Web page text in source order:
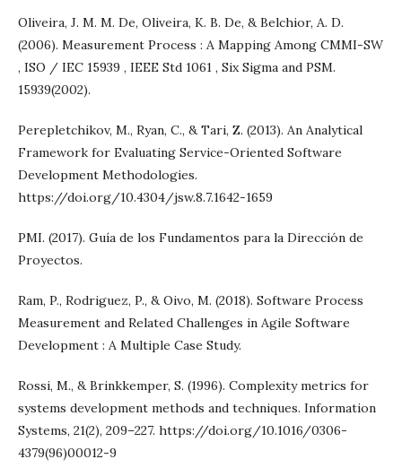
Oliveira, J. M. M. De, Oliveira, K. B. De, & Belchior, A. D.
(2006). Measurement Process : A Mapping Among CMMI-SW
, ISO / IEC 15939 , IEEE Std 1061 , Six Sigma and PSM.
15939(2002).
Perepletchikov, M., Ryan, C., & Tari, Z. (2013). An Analytical
Framework for Evaluating Service-Oriented Software
Development Methodologies.
https://doi.org/10.4304/jsw.8.7.1642-1659
PMI. (2017). Guía de los Fundamentos para la Dirección de
Proyectos.
Ram, P., Rodriguez, P., & Oivo, M. (2018). Software Process
Measurement and Related Challenges in Agile Software
Development : A Multiple Case Study.
Rossi, M., & Brinkkemper, S. (1996). Complexity metrics for
systems development methods and techniques. Information
Systems, 21(2), 209–227. https://doi.org/10.1016/0306-
4379(96)00012-9